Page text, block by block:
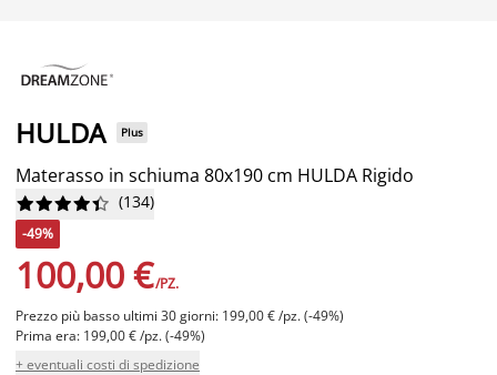
HULDA Plus
Materasso in schiuma 80x190 cm HULDA Rigido





 (134)
-49%
100,00 €/PZ.
Prezzo più basso ultimi 30 giorni: 199,00 € /pz. (-49%)
Prima era: 199,00 € /pz. (-49%)
+ eventuali costi di spedizione